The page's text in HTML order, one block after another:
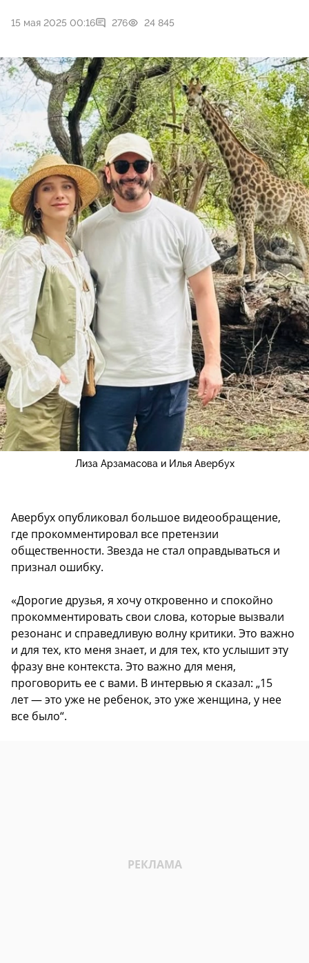
15 мая 2025 00:16 276 24 845
Лиза Арзамасова и Илья Авербух
Авербух опубликовал большое видеообращение,
где прокомментировал все претензии
общественности. Звезда не стал оправдываться и
признал ошибку.
«Дорогие друзья, я хочу откровенно и спокойно
прокомментировать свои слова, которые вызвали
резонанс и справедливую волну критики. Это важно
и для тех, кто меня знает, и для тех, кто услышит эту
фразу вне контекста. Это важно для меня,
проговорить ее с вами. В интервью я сказал: „15
лет — это уже не ребенок, это уже женщина, у нее
все было“.